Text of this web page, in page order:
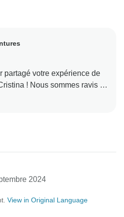
partagé votre expérience de
! Nous sommes ravis de
votre séjour avec
2024
View in Original Language